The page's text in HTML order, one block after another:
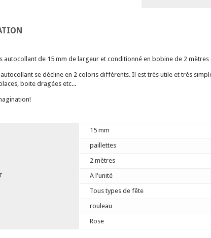
autocollant de 15 mm de largeur et conditionné en bobine de 2 mètres
se décline en 2 coloris différents. Il est très utile et très
boite dragées etc...
15 mm
paillettes
2 mètres
A l'unité
Tous types de fête
rouleau
Rose